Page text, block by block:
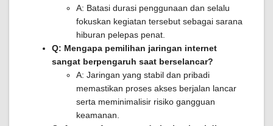
A: Batasi durasi penggunaan dan selalu
fokuskan kegiatan tersebut sebagai sarana
hiburan pelepas penat.
Q: Mengapa pemilihan jaringan internet
sangat berpengaruh saat berselancar?
A: Jaringan yang stabil dan pribadi
memastikan proses akses berjalan lancar
serta meminimalisir risiko gangguan
keamanan.